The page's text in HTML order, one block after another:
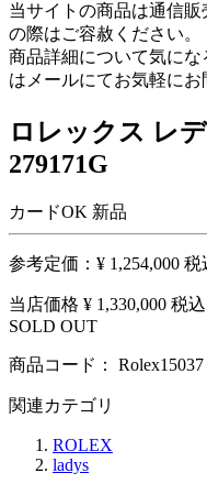
当サイトの商品は通信
の際はご容赦ください。
商品詳細について気に
はメールにてお気軽にお
ロレックス レ
279171G
カードOK 新品
参考定価： ¥ 1,254,000 税
当店価格 ¥ 1,330,000 税込
SOLD OUT
商品コード： Rolex15037
関連カテゴリ
ROLEX
ladys